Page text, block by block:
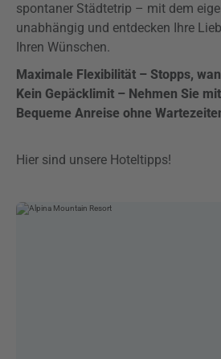
spontaner Städtetrip – mit dem
unabhängig und entdecken Ihre
Ihren Wünschen.
Maximale Flexibilität – Stopps,
Kein Gepäcklimit – Nehmen Sie
Bequeme Anreise ohne
Hier sind unsere Hoteltipps!